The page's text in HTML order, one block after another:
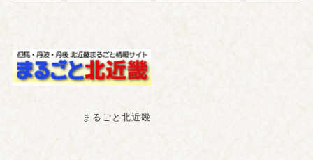
まるごと北近畿